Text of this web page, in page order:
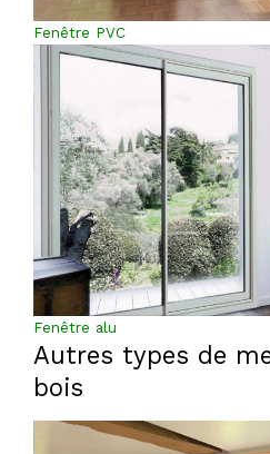
Fenêtre PVC
Fenêtre alu
Autres types de
bois